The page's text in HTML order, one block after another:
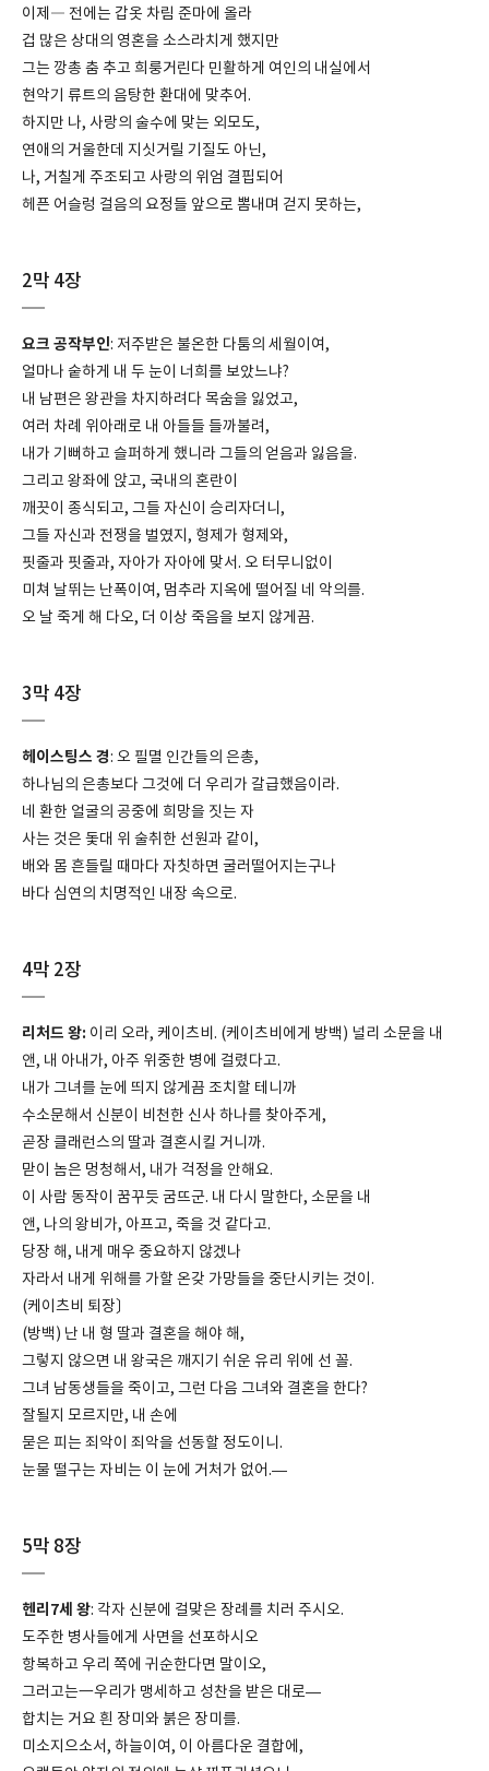
이제― 전에는 갑옷 차림 준마에 올라
겁 많은 상대의 영혼을 소스라치게 했지만
그는 깡총 춤 추고 희룽거린다 민활하게 여인의 내실에서
현악기 류트의 음탕한 환대에 맞추어.
하지만 나, 사랑의 술수에 맞는 외모도,
연애의 거울한데 지싯거릴 기질도 아닌,
나, 거칠게 주조되고 사랑의 위엄 결핍되어
헤픈 어슬렁 걸음의 요정들 앞으로 뽐내며 걷지 못하는,
2막 4장
요크 공작부인: 저주받은 불온한 다툼의 세월이여,
얼마나 숱하게 내 두 눈이 너희를 보았느냐?
내 남편은 왕관을 차지하려다 목숨을 잃었고,
여러 차례 위아래로 내 아들들 들까불려,
내가 기뻐하고 슬퍼하게 했니라 그들의 얻음과 잃음을.
그리고 왕좌에 앉고, 국내의 혼란이
깨끗이 종식되고, 그들 자신이 승리자더니,
그들 자신과 전쟁을 벌였지, 형제가 형제와,
핏줄과 핏줄과, 자아가 자아에 맞서. 오 터무니없이
미쳐 날뛰는 난폭이여, 멈추라 지옥에 떨어질 네 악의를.
오 날 죽게 해 다오, 더 이상 죽음을 보지 않게끔.
3막 4장
헤이스팅스 경: 오 필멸 인간들의 은총,
하나님의 은총보다 그것에 더 우리가 갈급했음이라.
네 환한 얼굴의 공중에 희망을 짓는 자
사는 것은 돛대 위 술취한 선원과 같이,
배와 몸 흔들릴 때마다 자칫하면 굴러떨어지는구나
바다 심연의 치명적인 내장 속으로.
4막 2장
리처드 왕: 이리 오라, 케이츠비. (케이츠비에게 방백) 널리 소문을 내
앤, 내 아내가, 아주 위중한 병에 걸렸다고.
내가 그녀를 눈에 띄지 않게끔 조치할 테니까
수소문해서 신분이 비천한 신사 하나를 찾아주게,
곧장 클래런스의 딸과 결혼시킬 거니까.
맏이 놈은 멍청해서, 내가 걱정을 안해요.
이 사람 동작이 꿈꾸듯 굼뜨군. 내 다시 말한다, 소문을 내
앤, 나의 왕비가, 아프고, 죽을 것 같다고.
당장 해, 내게 매우 중요하지 않겠나
자라서 내게 위해를 가할 온갖 가망들을 중단시키는 것이.
(케이츠비 퇴장〕
(방백) 난 내 형 딸과 결혼을 해야 해,
그렇지 않으면 내 왕국은 깨지기 쉬운 유리 위에 선 꼴.
그녀 남동생들을 죽이고, 그런 다음 그녀와 결혼을 한다?
잘될지 모르지만, 내 손에
묻은 피는 죄악이 죄악을 선동할 정도이니.
눈물 떨구는 자비는 이 눈에 거처가 없어.—
5막 8장
헨리7세 왕: 각자 신분에 걸맞은 장례를 치러 주시오.
도주한 병사들에게 사면을 선포하시오
항복하고 우리 쪽에 귀순한다면 말이오,
그러고는一우리가 맹세하고 성찬을 받은 대로—
합치는 거요 흰 장미와 붉은 장미를.
미소지으소서, 하늘이여, 이 아름다운 결합에,